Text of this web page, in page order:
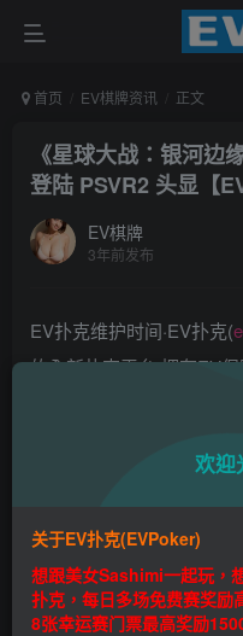
首页 EV棋牌资讯 正文
《星球大战：银河边
登陆 PSVR2 头显【
EV棋牌
3年前发布
EV扑克维护时间·EV扑克(
的全新扑克平台,拥有EV
们具备完善的国际认可,
EV扑克|EV扑克官网|EV
乐场|EV扑克小游戏
EV扑克|EV扑克官网|EV扑
乐场|EV扑克游戏网址发
(www.evpk66.com)
欢迎
关于EV扑克(EVPoker)
想跟美女Sashimi一起玩，
扑克，每日多场免费赛奖励
8张幸运赛门票最高奖励